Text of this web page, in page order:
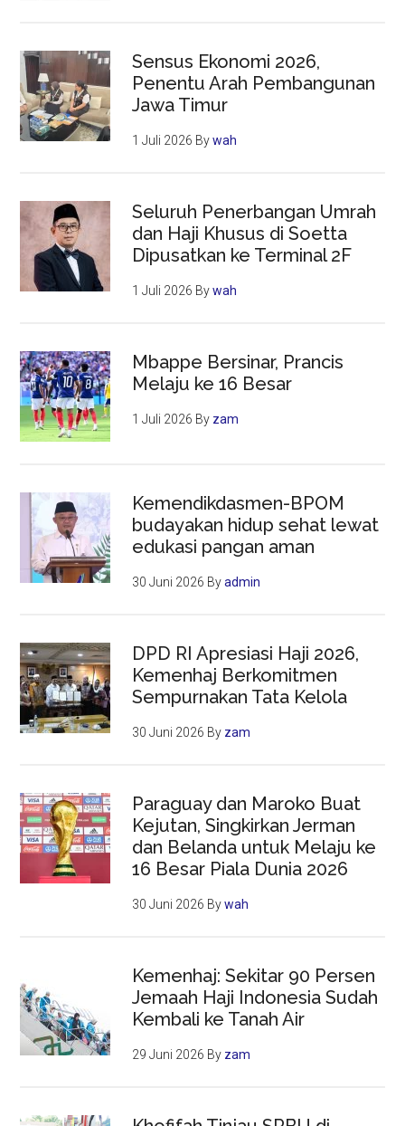
Sensus Ekonomi 2026,
Penentu Arah Pembangunan
Jawa Timur
1 Juli 2026 Bywah
Seluruh Penerbangan Umrah
dan Haji Khusus di Soetta
Dipusatkan ke Terminal 2F
1 Juli 2026 Bywah
Mbappe Bersinar, Prancis
Melaju ke 16 Besar
1 Juli 2026 By zam
Kemendikdasmen-BPOM
budayakan hidup sehat lewat
edukasi pangan aman
30 Juni 2026 Byadmin
DPD RI Apresiasi Haji 2026,
Kemenhaj Berkomitmen
Sempurnakan Tata Kelola
30 Juni 2026 By zam
Paraguay dan Maroko Buat
Kejutan, Singkirkan Jerman
dan Belanda untuk Melaju ke
16 Besar Piala Dunia 2026
30 Juni 2026 Bywah
Kemenhaj: Sekitar 90 Persen
Jemaah Haji Indonesia Sudah
Kembali ke Tanah Air
29 Juni 2026 By zam